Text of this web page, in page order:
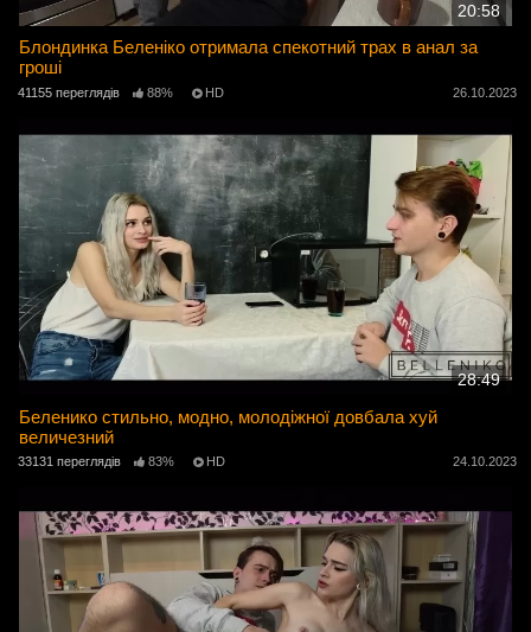
20:58
Блондинка Беленіко отримала спекотний трах в анал за
гроші
41155 переглядів 88% HD 26.10.2023
28:49
Беленико стильно, модно, молодіжної довбала хуй
величезний
33131 переглядів 83% HD 24.10.2023